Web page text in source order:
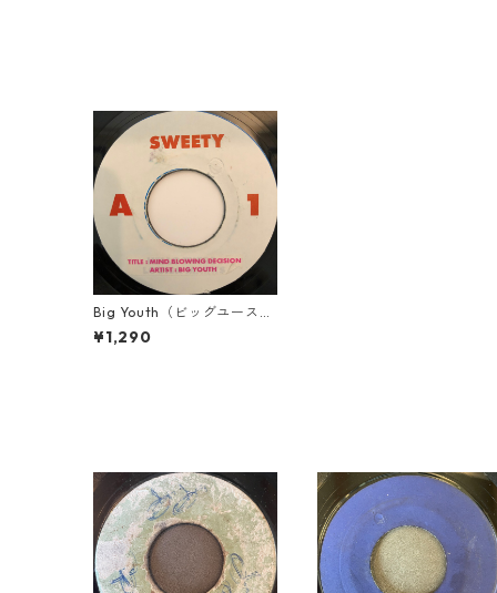
Big Youth（ビッグユース）
- Mind Blowing Decision
【7-20302】
¥1,290